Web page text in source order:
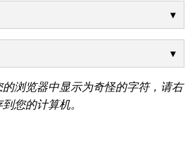
浏览器中显示为奇怪的字符，请右
您的计算机。